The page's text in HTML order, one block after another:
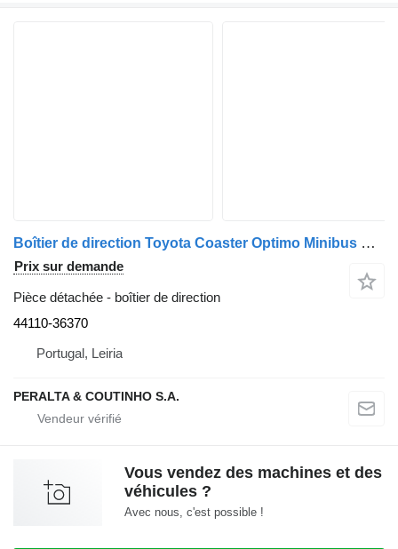
Boîtier de direction Toyota Coaster Optimo Minibus Caixa de Direção 44110-36370 pour minibus Toyota Coaster Optimo
Prix sur demande
Pièce détachée - boîtier de direction
44110-36370
Portugal, Leiria
PERALTA & COUTINHO S.A.
Vous vendez des machines et des
véhicules ?
Avec nous, c'est possible !